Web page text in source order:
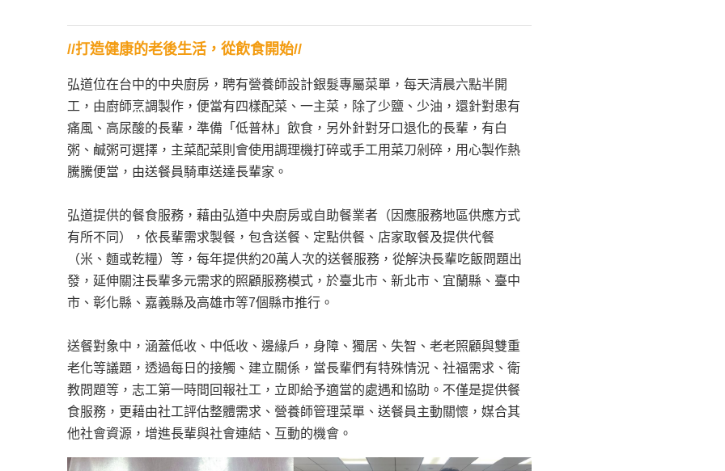
//打造健康的老後生活，從飲食開始//
弘道位在台中的中央廚房，聘有營養師設計銀髮專屬菜單，每天清晨六點半開
工，由廚師烹調製作，便當有四樣配菜、一主菜，除了少鹽、少油，還針對患有
痛風、高尿酸的長輩，準備「低普林」飲食，另外針對牙口退化的長輩，有白
粥、鹹粥可選擇，主菜配菜則會使用調理機打碎或手工用菜刀剁碎，用心製作熱
騰騰便當，由送餐員騎車送達長輩家。
弘道提供的餐食服務，藉由弘道中央廚房或自助餐業者（因應服務地區供應方式
有所不同），依長輩需求製餐，包含送餐、定點供餐、店家取餐及提供代餐
（米、麵或乾糧）等，每年提供約20萬人次的送餐服務，從解決長輩吃飯問題出
發，延伸關注長輩多元需求的照顧服務模式，於臺北市、新北市、宜蘭縣、臺中
市、彰化縣、嘉義縣及高雄市等7個縣市推行。
送餐對象中，涵蓋低收、中低收、邊緣戶，身障、獨居、失智、老老照顧與雙重
老化等議題，透過每日的接觸、建立關係，當長輩們有特殊情況、社福需求、衛
教問題等，志工第一時間回報社工，立即給予適當的處遇和協助。不僅是提供餐
食服務，更藉由社工評估整體需求、營養師管理菜單、送餐員主動關懷，媒合其
他社會資源，增進長輩與社會連結、互動的機會。